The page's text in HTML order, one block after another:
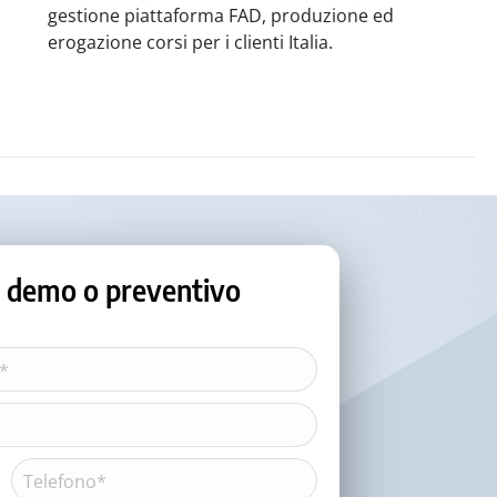
gestione piattaforma FAD, produzione ed
erogazione corsi per i clienti Italia.
o preventivo
Telefono*
(Obbligatorio)